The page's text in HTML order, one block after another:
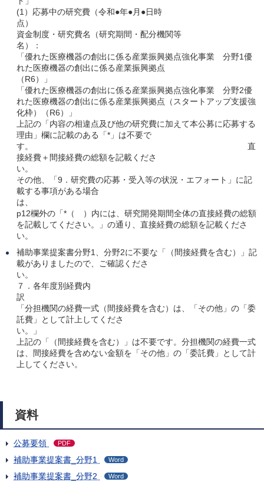
(1）応募中の研究費（令和●年●月●日時
点
資金制度・研究費名（研究期間・配分機関等
名
「優れた医療機器の創出に係る産業振興拠点強化事業 分野1優
れた医療機器の創出に係る産業振興拠点
（R6）」
「優れた医療機器の創出に係る産業振興拠点強化事業 分野2優
れた医療機器の創出に係る産業振興拠点（スタートアップ支援強
化枠）（R6）」
上記の「内容の相違点及び他の研究費に加えて本公募に応募する
理由」欄に記載のある「*」は不要で
す。 直
接経費＋間接経費の総額を記載くださ
その他、「9．研究費の応募・受入等の状況・エフォート」に記
載する事項がある場合
は
p12欄外の「*（ ）内には、研究開発期間全体の直接経費の総額
を記載してください。」の通り、直接経費の総額を記載くださ
い。
補助事業提案書分野1、分野2に不要な「（間接経費を含む）」記
載がありましたので、ご確認くださ
い
７．各年度別経費内
「分担機関の経費一式（間接経費を含む）は、「その他」の「委
託費」として計上してくださ
い。
上記の「（間接経費を含む）」は不要です。分担機関の経費一式
は、間接経費を含めない金額を「その他」の「委託費」として計
上してください。
資料
公募要領 PDF
補助事業提案書_分野1 Word
補助事業提案書_分野2 Word